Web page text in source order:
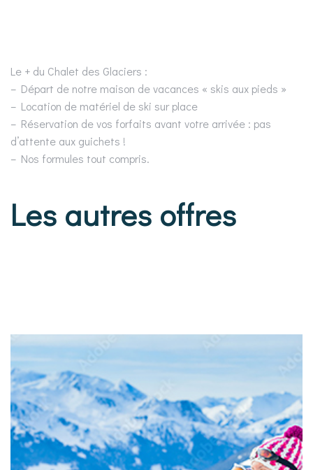
Le + du Chalet des Glaciers :
– Départ de notre maison de vacances « skis aux pieds »
– Location de matériel de ski sur place
– Réservation de vos forfaits avant votre arrivée : pas
d’attente aux guichets !
– Nos formules tout compris.
Les autres offres